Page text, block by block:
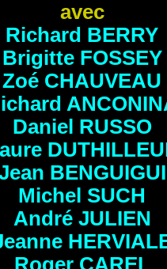
avec
Richard BERRY
Brigitte FOSSEY
Zoé CHAUVEAU
Daniel RUSSO
BENGUIGUI
Michel SUCH
André JULIEN
RogerCAREL